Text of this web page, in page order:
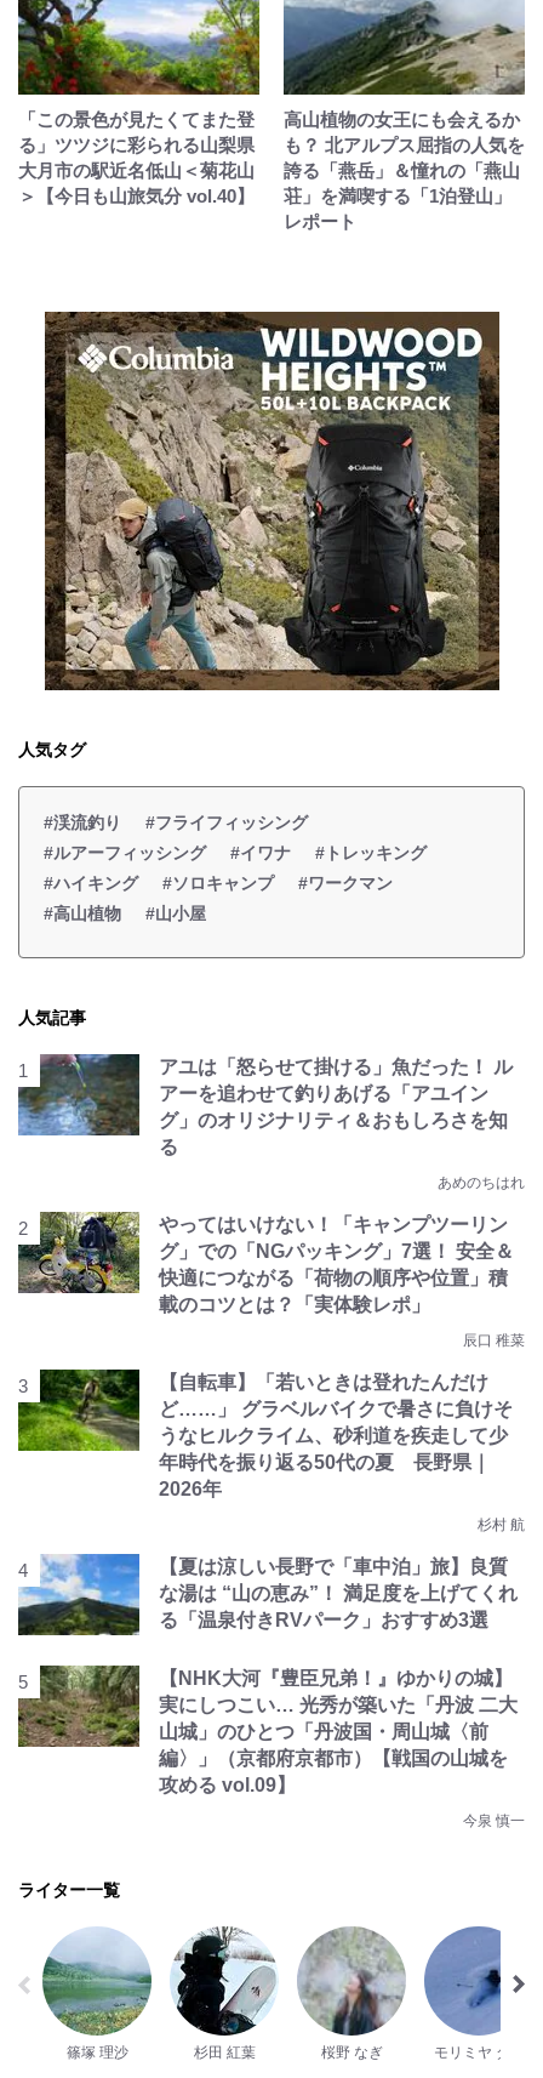
「この景色が見たくてまた登
る」ツツジに彩られる山梨県
大月市の駅近名低山＜菊花山
＞【今日も山旅気分 vol.40】
高山植物の女王にも会えるか
も？ 北アルプス屈指の人気を
誇る「燕岳」＆憧れの「燕山
荘」を満喫する「1泊登山」
レポート
人気タグ
#渓流釣り
#フライフィッシング
#ルアーフィッシング
#イワナ
#トレッキング
#ハイキング
#ソロキャンプ
#ワークマン
#高山植物
#山小屋
人気記事
アユは「怒らせて掛ける」魚だった！ ル
アーを追わせて釣りあげる「アユイン
グ」のオリジナリティ＆おもしろさを知
る
あめのちはれ
やってはいけない！「キャンプツーリン
グ」での「NGパッキング」7選！ 安全＆
快適につながる「荷物の順序や位置」積
載のコツとは？「実体験レポ」
辰口 稚菜
【自転車】「若いときは登れたんだけ
ど……」 グラベルバイクで暑さに負けそ
うなヒルクライム、砂利道を疾走して少
年時代を振り返る50代の夏 長野県｜
2026年
杉村 航
【夏は涼しい長野で「車中泊」旅】良質
な湯は “山の恵み”！ 満足度を上げてくれ
る「温泉付きRVパーク」おすすめ3選
【NHK大河『豊臣兄弟！』ゆかりの城】
実にしつこい… 光秀が築いた「丹波 二大
山城」のひとつ「丹波国・周山城〈前
編〉」（京都府京都市）【戦国の山城を
攻める vol.09】
今泉 慎一
ライター一覧
篠塚 理沙 杉田 紅葉 桜野 なぎ モリミヤ ダイ